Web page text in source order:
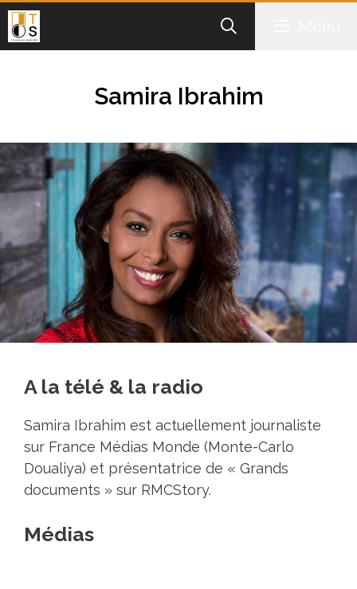
Aller
au
contenu
Samira Ibrahim
A la télé & la radio
Samira Ibrahim est actuellement journaliste
sur France Médias Monde (Monte-Carlo
Doualiya) et présentatrice de « Grands
documents » sur RMCStory.
Médias